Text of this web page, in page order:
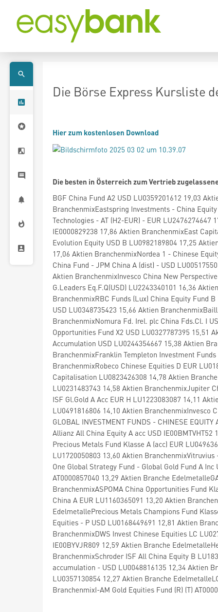
Die Börse Express Kursliste
Hier zum kostenlosen Download
Die besten in Österreich zum Vertrieb
BGF China Fund A2 USD LU0359201612 19,03
BranchenmixEastspring Investments - China
Technologies - AT (H2-EUR) - EUR
IE0000829238 17,86 Aktien BranchenmixEast
Evolution Equity USD B LU0982189804 17,25
17,06 Aktien BranchenmixNordea 1 - Chinese
China Fund - JPM China A (dist) - USD
Aktien BranchenmixInvesco China New
G.Leaders Eq.F.Q(USD) LU2243340101 16,36
BranchenmixRBC Funds (Lux) China Equity Fund
USD LU0348735423 15,66 Aktien
BranchenmixNomura Fd. Irel. plc China Fds.Cl. I
Opportunities Fund X2 USD LU0327787395 15,51
Accumulation USD LU0244354667 15,38 Aktien
BranchenmixFranklin Templeton Investment
BranchenmixRobeco Chinese Equities D EUR
Capitalisation LU0823426308 14,78 Aktien
LU0231483743 14,58 Aktien BranchenmixJupiter
ISF Gl.Gold A Acc EUR H LU1223083087 14,11
LU0491816806 14,10 Aktien BranchenmixInvesco
GLOBAL INVESTMENT FUNDS - CHINESE
Allianz All China Equity A acc USD
Precious Metals Fund Klasse A (acc) EUR
LU1720050803 13,60 Aktien
One Global Strategy Fund - Global Gold Fund A
AT0000857040 13,29 Aktien Branche
BranchenmixASPOMA China Opportunities Fund
China A EUR LU1160365091 13,20 Aktien
EdelmetallePrecious Metals Champions Fund
Equities - P USD LU0168449691 12,81 Aktien
BranchenmixDWS Invest Chinese Equities LC
IE00BYVJR809 12,59 Aktien Branche
BranchenmixSchroder ISF All China Equity B
accumulation - USD LU0048816135 12,34 Aktien
LU0357130854 12,27 Aktien Branche
BranchenmixI-AM Gold Equities Fund (R) (T)